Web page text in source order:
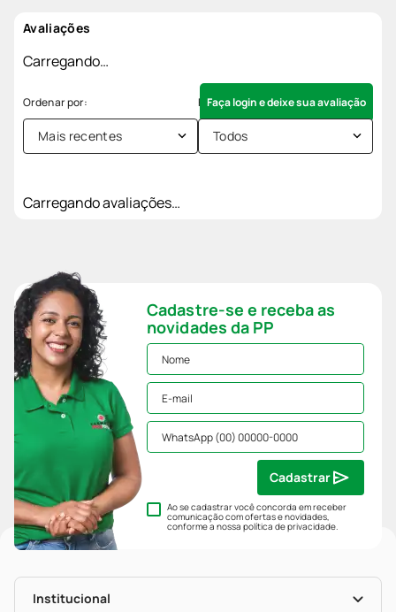
Avaliações
Carregando…
Faça login e deixe sua avaliação
Mais recentes Todos
Carregando avaliações…
Cadastre-se e receba as
novidades da PP
Ao se cadastrar você concorda em receber
comunicação com ofertas e novidades,
conforme a nossapolítica de privacidade.
Cadastrar
Institucional